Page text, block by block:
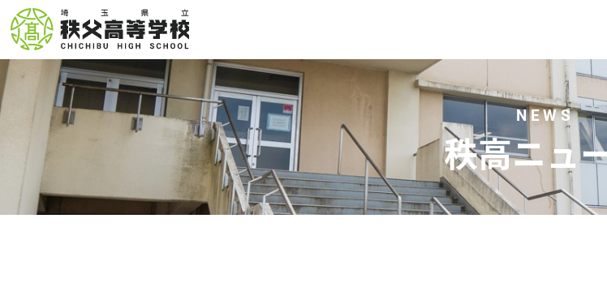
NEWS
秩高ニュ